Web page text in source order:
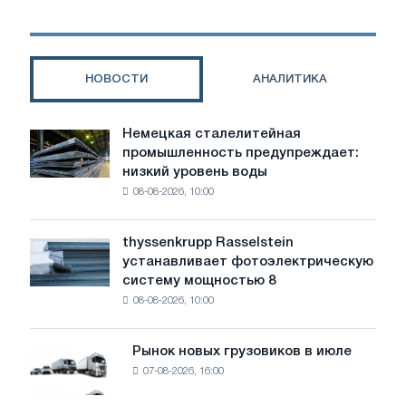
из-
НОВОСТИ АНАЛИТИКА
Немецкая
сталелитейная
промышленность
предупреждает:
воды
угрожает
Немецкая сталелитейная
промышленность предупреждает:
низкий уровень воды
08-08-2026, 10:00
thyssenkrupp
Rasselstein
устанавливает
фотоэлектрическую
thyssenkrupp Rasselstein
устанавливает фотоэлектрическую
систему мощностью 8
08-08-2026, 10:00
Рынок
новых
грузовиков
Рынок новых грузовиков в июле
07-08-2026, 16:00